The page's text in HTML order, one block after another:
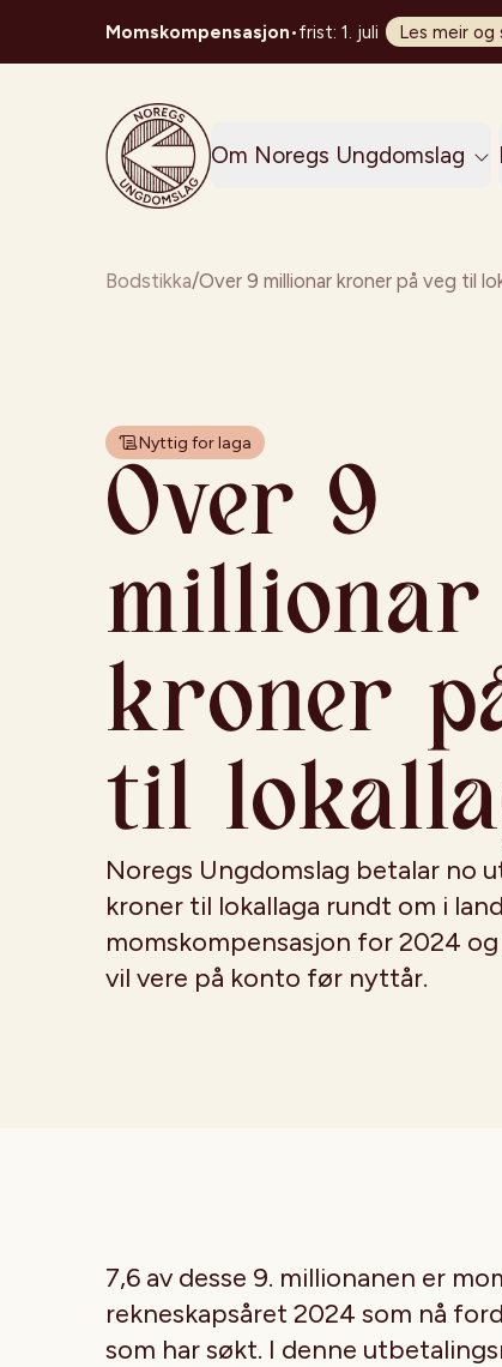
Momskompensasjon•frist: 1. juli Les meir og
Noregs Ungdomslag
Om Noregs Ungdomslag
Bodstikka/Over 9 millionar kroner på veg til
Nyttig for laga
Over 9
millionar
kroner
til
Noregs Ungdomslag betalar no
kroner til lokallaga rundt om i
momskompensasjon for 2024
vil vere på konto før nyttår.
7,6 av desse 9. millionanen er
rekneskapsåret 2024 som nå
som har søkt. I denne